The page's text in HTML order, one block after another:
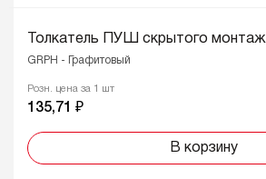
Толкатель ПУШ скрытого
GRPH - Графитовый
Розн. цена за 1 шт
135,71 ₽
В корзину